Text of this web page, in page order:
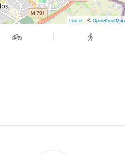
Leaflet | © OpenStreetMap